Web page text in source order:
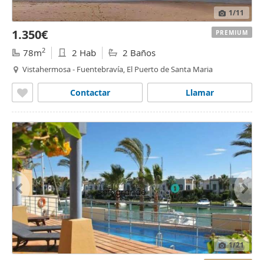
1/11
1.350€
78m2 2 Hab 2 Baños
Vistahermosa - Fuentebravía, El Puerto de Santa Maria
Llamar
Contactar
PREMIUM
1/21